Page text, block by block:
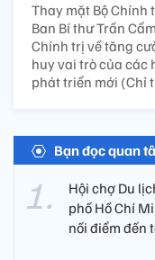
Thay mặt Bộ Chính
Ban Bí thư Trần
Chính trị về tăng
huy vai trò của các
phát triển mới (Chỉ
Bạn đọc quan
Hội chợ Du
phố Hồ Chí
nối điểm đến